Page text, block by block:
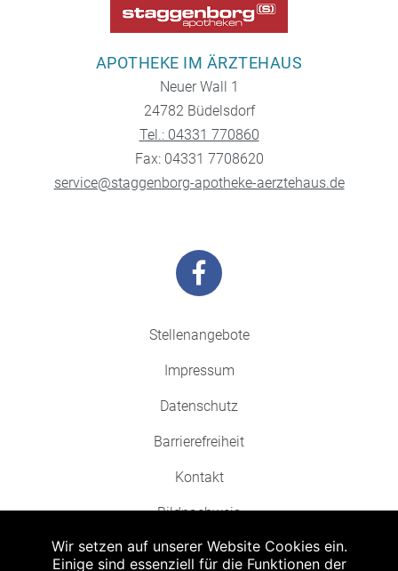
APOTHEKE IM ÄRZTEHAUS
Neuer Wall 1
24782 Büdelsdorf
Tel.: 04331 770860
Fax: 04331 7708620
service@staggenborg-apotheke-aerztehaus.de
Stellenangebote
Impressum
Datenschutz
Barrierefreiheit
Kontakt
Bildnachweis
Wir setzen auf unserer Website Cookies ein.
Einige sind essenziell für die Funktionen der